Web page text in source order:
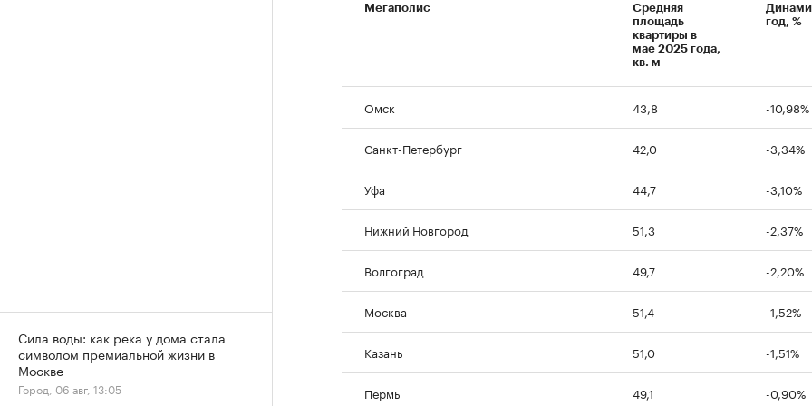
Мегаполис
Средняя
площадь
квартиры в
мае 2025 года,
кв. м
год, %
Омск 43,8 -10,98%
Санкт-Петербург 42,0 -3,34%
Уфа 44,7 -3,10%
Нижний Новгород 51,3 -2,37%
Волгоград 49,7 -2,20%
Москва 51,4 -1,52%
Казань 51,0 -1,51%
Пермь 49,1 -0,90%
Сила воды: как река у дома стала
символом премиальной жизни в
Москве
Город, 06 авг, 13:05